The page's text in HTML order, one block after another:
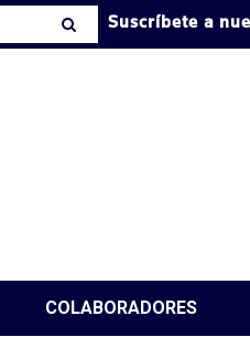
Suscríbete a
COLABORADORES